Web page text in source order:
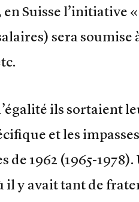
Suisse l’initiative
sera
ils sortaient
et les
de 1962 (1965-
il y avait tant de